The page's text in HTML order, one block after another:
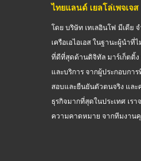
ไทยแลนด์ เยลโล่เพจเจส
โดย บริษัท เทเลอินโฟ มีเดีย
เครือเอไอเอส ในฐานะผู้นำ
ที่ดีที่สุดด้านดิจิทัล มาร์เก็ตติ้
และบริการ จากผู้ประกอบกา
สอบและยืนยันตัวตนจริง แล
ธุรกิจมากที่สุดในประเทศ เร
ความคาดหมาย จากทีมงาน